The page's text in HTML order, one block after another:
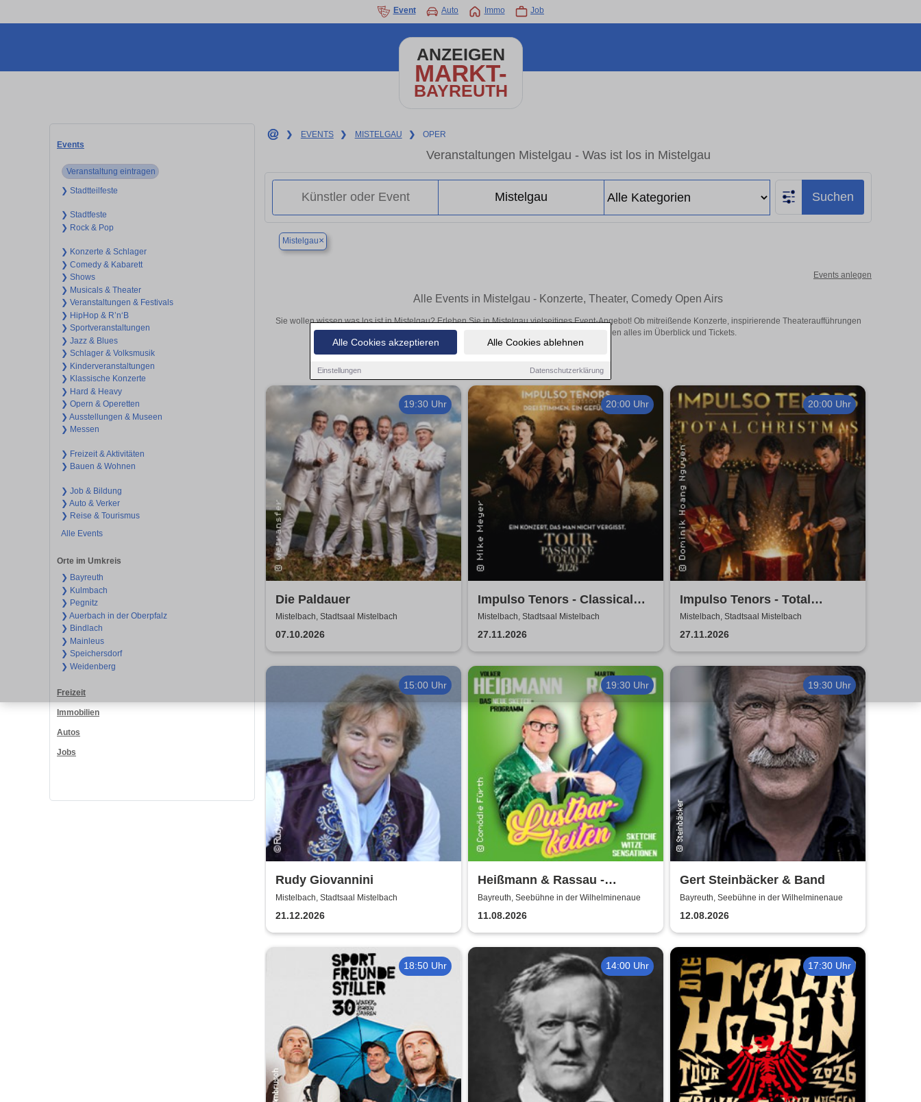
Alle Cookies akzeptieren Alle Cookies ablehnen
Einstellungen Datenschutzerklärung
Event Auto Immo Job
ANZEIGEN
MARKT-
BAYREUTH
Events
Veranstaltung eintragen
❯ Stadtteilfeste
❯ Stadtfeste
❯ Rock & Pop
❯ Konzerte & Schlager
❯ Comedy & Kabarett
❯ Shows
❯ Musicals & Theater
❯ Veranstaltungen & Festivals
❯ HipHop & R’n‘B
❯ Sportveranstaltungen
❯ Jazz & Blues
❯ Schlager & Volksmusik
❯ Kinderveranstaltungen
❯ Klassische Konzerte
❯ Hard & Heavy
❯ Opern & Operetten
❯ Ausstellungen & Museen
❯ Messen
❯ Freizeit & Aktivitäten
❯ Bauen & Wohnen
❯ Job & Bildung
❯ Auto & Verker
❯ Reise & Tourismus
Alle Events
Orte im Umkreis
❯ Bayreuth
❯ Kulmbach
❯ Pegnitz
❯ Auerbach in der Oberpfalz
❯ Bindlach
❯ Mainleus
❯ Speichersdorf
❯ Weidenberg
Freizeit
Immobilien
Autos
Jobs
❯ EVENTS ❯ MISTELGAU ❯ OPER
Veranstaltungen Mistelgau - Was ist los in Mistelgau
Suchen
Mistelgau×
Events anlegen
Alle Events in Mistelgau - Konzerte, Theater, Comedy Open Airs
Sie wollen wissen was los ist in Mistelgau? Erleben Sie in Mistelgau vielseitiges Event-Angebot! Ob mitreißende Konzerte, inspirierende Theateraufführungen
oder aufregende Veranstaltungen in Mistelgau – hier finden alles im Überblick und Tickets.
19:30 Uhr
Die Paldauer
Mistelbach, Stadtsaal Mistelbach
07.10.2026
20:00 Uhr
Impulso Tenors - Classical
Crossover
Mistelbach, Stadtsaal Mistelbach
27.11.2026
20:00 Uhr
Impulso Tenors - Total
Christmas
Mistelbach, Stadtsaal Mistelbach
27.11.2026
15:00 Uhr
Rudy Giovannini
Mistelbach, Stadtsaal Mistelbach
21.12.2026
19:30 Uhr
Heißmann & Rassau -
Lustbarkeiten
Bayreuth, Seebühne in der Wilhelminenaue
11.08.2026
19:30 Uhr
Gert Steinbäcker & Band
Bayreuth, Seebühne in der Wilhelminenaue
12.08.2026
18:50 Uhr 14:00 Uhr 17:30 Uhr